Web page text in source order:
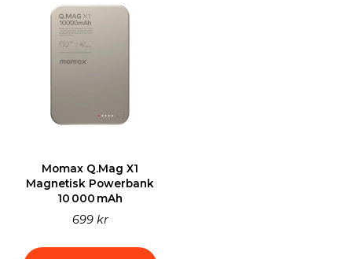
Momax Q.Mag X1
Magnetisk Powerbank
10 000 mAh
699 kr